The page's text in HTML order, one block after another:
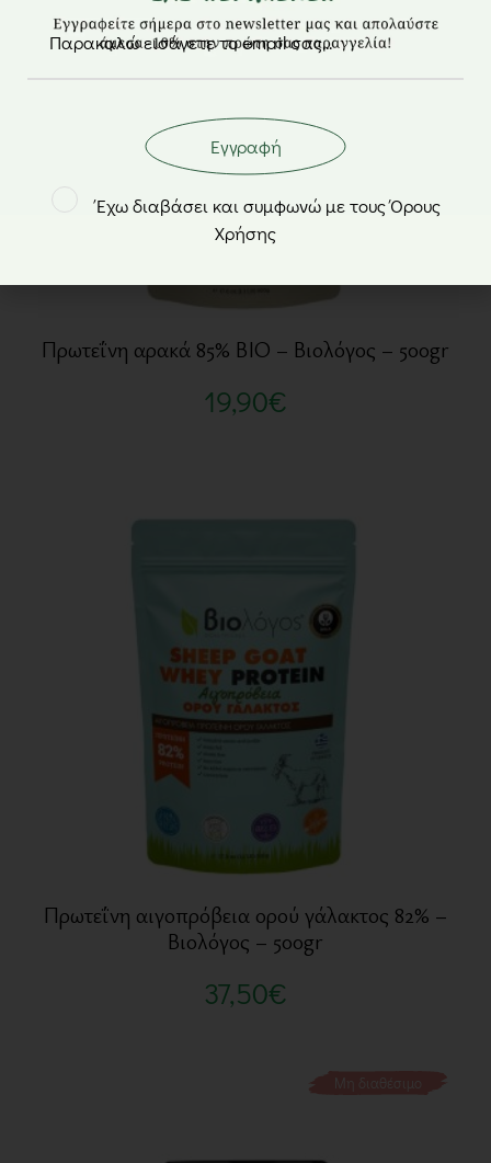
Πρωτεΐνη αρακά 85% BIO – Βιολόγος – 500gr
19,90€
Πρωτεΐνη αιγοπρόβεια ορού γάλακτος 82% –
Βιολόγος – 500gr
37,50€
Μη διαθέσιμο
Εγγραφή
Έχω διαβάσει και συμφωνώ με τους Όρους
Χρήσης